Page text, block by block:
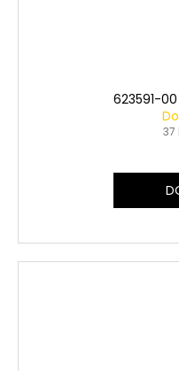
623591-00
37